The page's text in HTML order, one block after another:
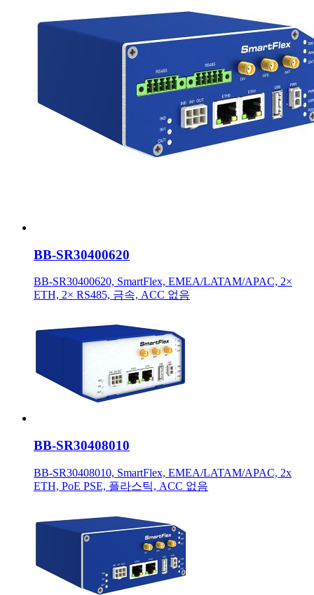
BB-SR30400620
BB-SR30400620, SmartFlex, EMEA/LATAM/APAC, 2×
ETH, 2× RS485, 금속, ACC 없음
BB-SR30408010
BB-SR30408010, SmartFlex, EMEA/LATAM/APAC, 2x
ETH, PoE PSE, 플라스틱, ACC 없음